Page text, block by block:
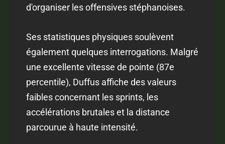
d'organiser les offensives stéphanoises.
Ses statistiques physiques soulèvent
également quelques interrogations. Malgré
une excellente vitesse de pointe (87e
percentile), Duffus affiche des valeurs
faibles concernant les sprints, les
accélérations brutales et la distance
parcourue à haute intensité.